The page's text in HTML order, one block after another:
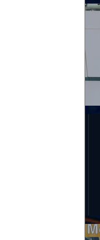
アコ